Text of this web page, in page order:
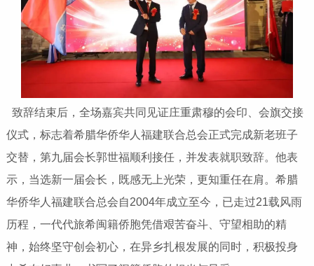
致辞结束后，全场嘉宾共同见证庄重肃穆的会印、会旗交接
仪式，标志着希腊华侨华人福建联合总会正式完成新老班子
交替，第九届会长郭世福顺利接任，并发表就职致辞。他表
示，当选新一届会长，既感无上光荣，更知重任在肩。希腊
华侨华人福建联合总会自2004年成立至今，已走过21载风雨
历程，一代代旅希闽籍侨胞凭借艰苦奋斗、守望相助的精
神，始终坚守创会初心，在异乡扎根发展的同时，积极投身